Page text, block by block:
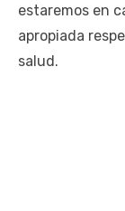
estaremos en
apropiada
salud.